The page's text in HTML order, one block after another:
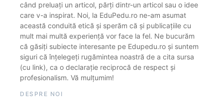
când preluați un articol, părți dintr-un articol sau o idee
care v-a inspirat. Noi, la EduPedu.ro ne-am asumat
această conduită etică și sperăm că și publicațiile cu
mult mai multă experiență vor face la fel. Ne bucurăm
că găsiți subiecte interesante pe Edupedu.ro și suntem
siguri că înțelegeți rugămintea noastră de a cita sursa
(cu link), ca o declarație reciprocă de respect și
profesionalism. Vă mulțumim!
DESPRE NOI